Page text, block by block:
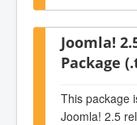
Joomla!
Package
This package
Joomla! 2.5